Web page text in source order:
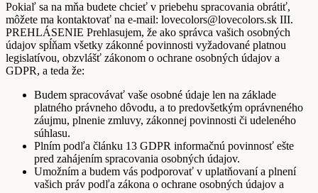
Pokiaľ sa na mňa budete chcieť v priebehu spracovania obrátiť,
môžete ma kontaktovať na e-mail: lovecolors@lovecolors.sk III.
PREHLÁSENIE Prehlasujem, že ako správca vašich osobných
údajov spĺňam všetky zákonné povinnosti vyžadované platnou
legislatívou, obzvlášť zákonom o ochrane osobných údajov a
GDPR, a teda že:
Budem spracovávať vaše osobné údaje len na základe
platného právneho dôvodu, a to predovšetkým oprávneného
záujmu, plnenie zmluvy, zákonnej povinnosti či udeleného
súhlasu.
Plním podľa článku 13 GDPR informačnú povinnosť ešte
pred zahájením spracovania osobných údajov.
Umožním a budem vás podporovať v uplatňovaní a plnení
vašich práv podľa zákona o ochrane osobných údajov a